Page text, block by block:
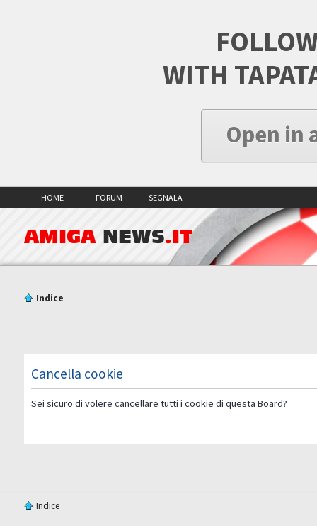
WITH
Open in
HOME FORUM SEGNALA
AMIGA NEWS.IT
Indice
Cancella cookie
Sei sicuro di volere cancellare tutti i cookie di questa Board?
Indice